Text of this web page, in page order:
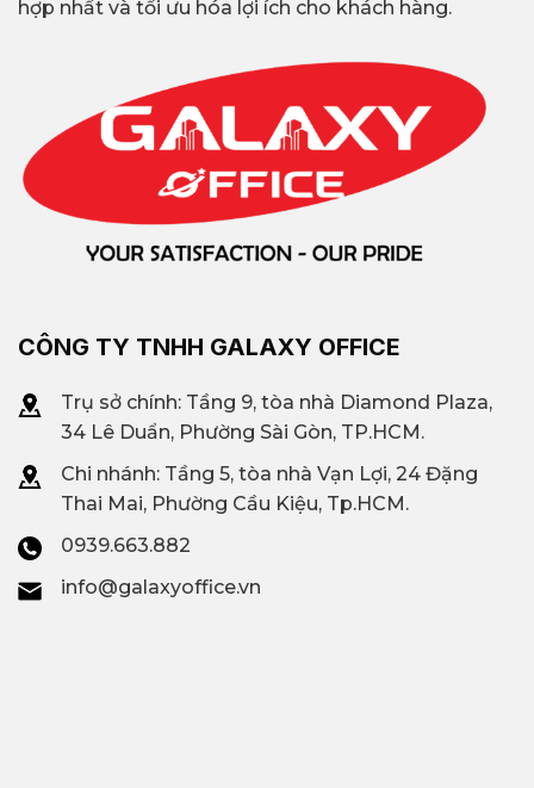
hợp nhất và tối ưu hóa lợi ích cho khách hàng.
CÔNG TY TNHH GALAXY OFFICE
Trụ sở chính: Tầng 9, tòa nhà Diamond Plaza,
34 Lê Duẩn, Phường Sài Gòn, TP.HCM.
Chi nhánh: Tầng 5, tòa nhà Vạn Lợi, 24 Đặng
Thai Mai, Phường Cầu Kiệu, Tp.HCM.
0939.663.882
info@galaxyoffice.vn